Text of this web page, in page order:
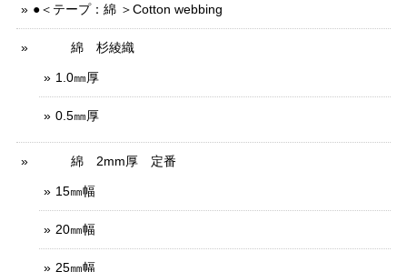
●＜テープ：綿 ＞Cotton webbing
綿 杉綾織
1.0㎜厚
0.5㎜厚
綿 2mm厚 定番
15㎜幅
20㎜幅
25㎜幅